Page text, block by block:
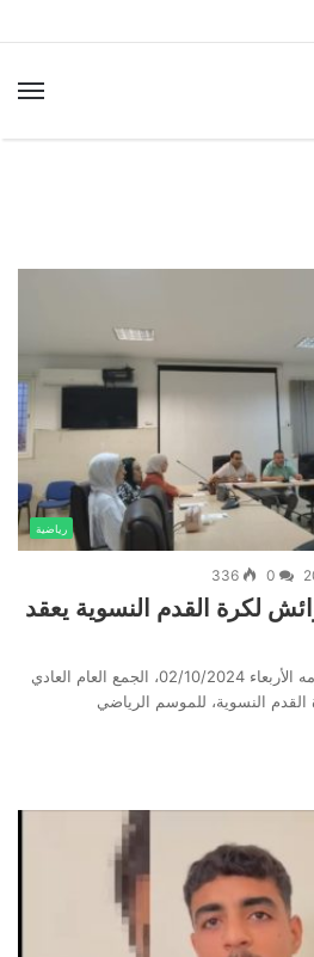
رياضية
336
لكرة القدم النسوية يعقد
إبراهيم العوداتي إنعقد مساء يومه الأربعاء 02/10/2024، الجمع العام العادي
النسوية، للموسم الرياضي